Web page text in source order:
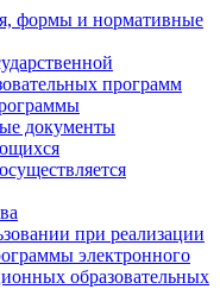
формы и нормативные
программ
документы
при реализации
электронного
образовательных